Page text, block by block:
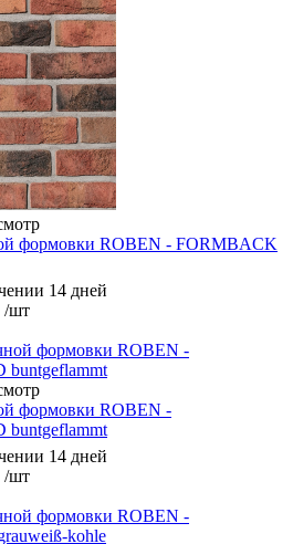
формовки ROBEN - FORMBACK
14 дней
/шт
формовки ROBEN -
14 дней
/шт